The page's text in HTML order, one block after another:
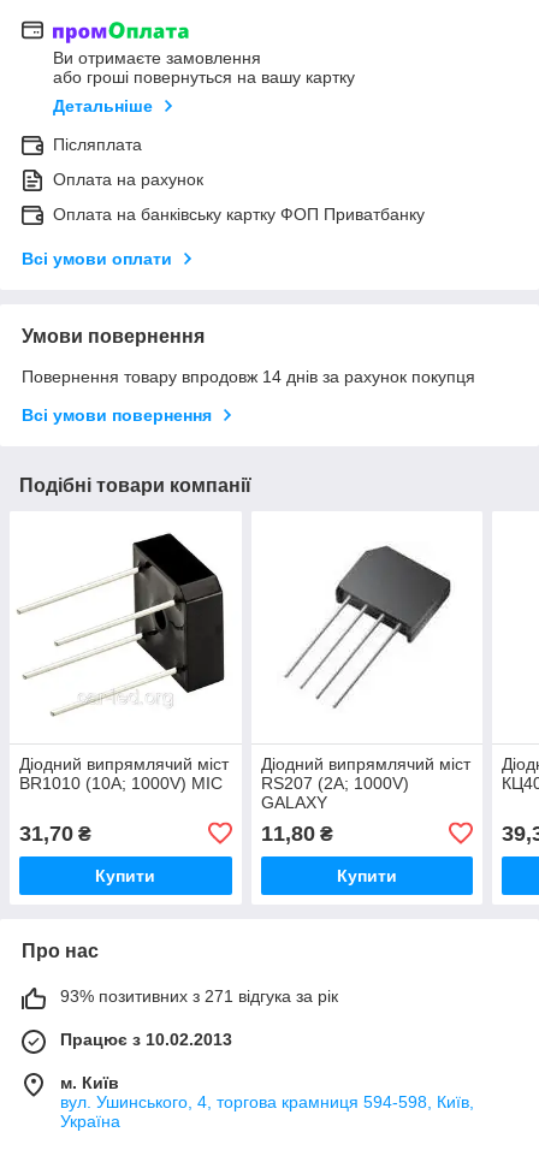
Ви отримаєте замовлення
або гроші повернуться на вашу картку
Детальніше
Післяплата
Оплата на рахунок
Оплата на банківську картку ФОП Приватбанку
Всі умови оплати
Умови повернення
Повернення товару впродовж 14 днів за рахунок покупця
Всі умови повернення
Подібні товари компанії
Діодний випрямлячий міст
BR1010 (10A; 1000V) MIC
31,70 ₴
Купити
Діодний випрямлячий міст
RS207 (2A; 1000V)
GALAXY
11,80₴
Купити
Про нас
93% позитивних з 271 відгука за рік
Працює з 10.02.2013
м. Київ
вул. Ушинського, 4, торгова крамниця 594-598, Київ,
Україна